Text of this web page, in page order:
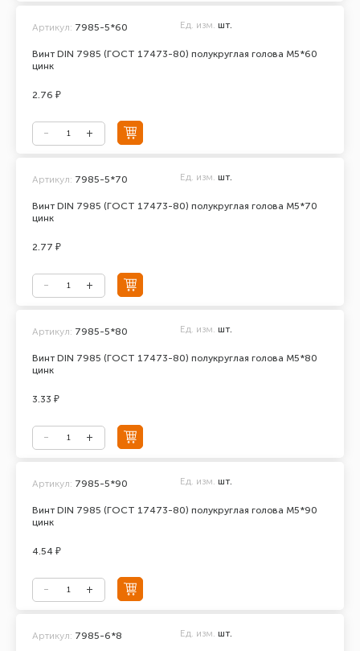
Винт DIN 7985 (ГОСТ 17473-80) полукруглая голова М5*60
цинк
Артикул: 7985-5*60 Ед. изм. шт.
2.76 ₽
Винт DIN 7985 (ГОСТ 17473-80) полукруглая голова М5*70
цинк
Артикул: 7985-5*70 Ед. изм. шт.
2.77 ₽
Винт DIN 7985 (ГОСТ 17473-80) полукруглая голова М5*80
цинк
Артикул: 7985-5*80 Ед. изм. шт.
3.33 ₽
Винт DIN 7985 (ГОСТ 17473-80) полукруглая голова М5*90
цинк
Артикул: 7985-5*90 Ед. изм. шт.
4.54 ₽
Артикул: 7985-6*8 Ед. изм. шт.